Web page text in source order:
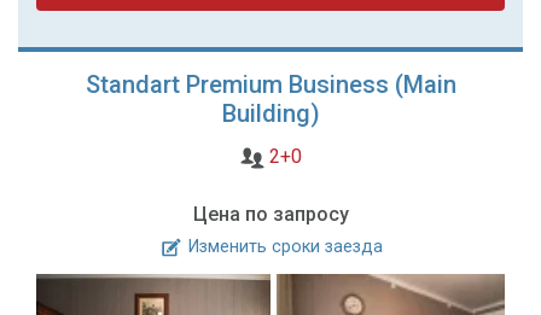
Standart Premium Business (Main
Building)
2+0
Цена по запросу
Изменить сроки заезда